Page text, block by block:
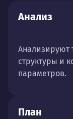
Анализ
Анализируют
структуры и
параметров.
План